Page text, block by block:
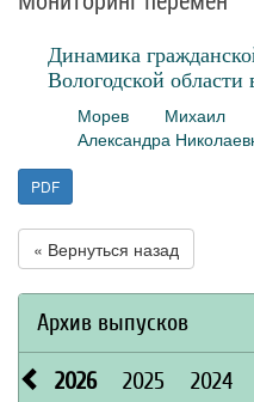
Динамика
Вологодской области
Морев Михаил
Александра
PDF
« Вернуться назад
Архив выпусков
2026 2025 2024